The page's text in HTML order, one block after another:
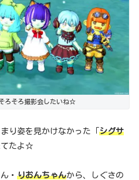
ろそろ撮影会したいね☆
り姿を見かけなかった「 シグサ
てたよ☆
・ りおんちゃんから、しぐさの